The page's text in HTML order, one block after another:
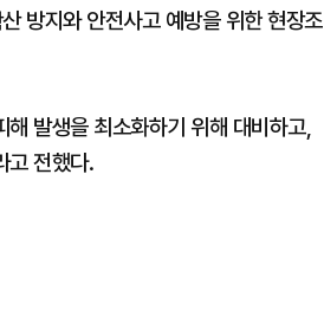
방지와 안전사고 예방을 위한 현장조
발생을 최소화하기 위해 대비하고,
고 전했다.